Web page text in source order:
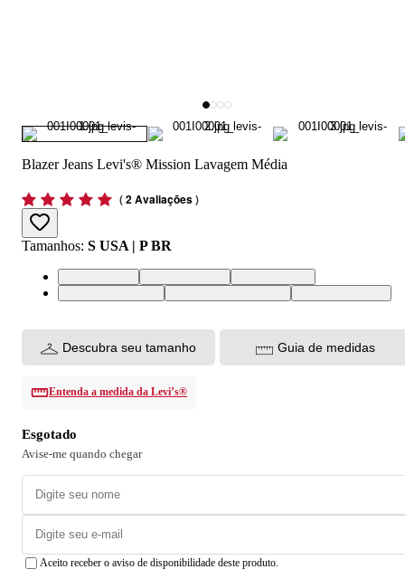
Blazer Jeans Levi's® Mission Lavagem Média
(2 Avaliações)
Tamanhos: S USA | P BR
S USA | P BRM USA | M BRL USA | G BR
XL USA | GG BRXXL USA | EGG BRXS USA | PP BR
Descubra seu tamanho Guia de medidas
Entenda a medida da Levi’s®
Esgotado
Avise-me quando chegar
Aceito receber o aviso de disponibilidade deste produto.